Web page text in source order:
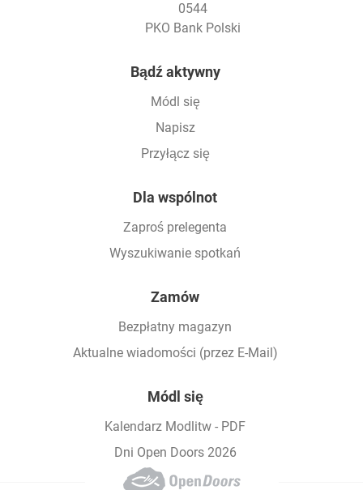
0544
PKO Bank Polski
Bądź aktywny
Módl się
Napisz
Przyłącz się
Dla wspólnot
Zaproś prelegenta
Wyszukiwanie spotkań
Zamów
Bezpłatny magazyn
Aktualne wiadomości (przez E-Mail)
Módl się
Kalendarz Modlitw - PDF
Dni Open Doors 2026